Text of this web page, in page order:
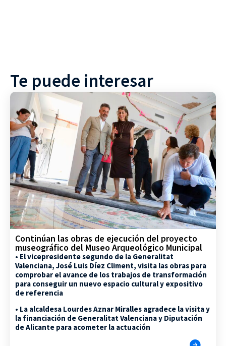
Te puede interesar
Continúan las obras de ejecución del proyecto
museográfico del Museo Arqueológico Municipal
• El vicepresidente segundo de la Generalitat
Valenciana, José Luis Díez Climent, visita las obras para
comprobar el avance de los trabajos de transformación
para conseguir un nuevo espacio cultural y expositivo
de referencia
• La alcaldesa Lourdes Aznar Miralles agradece la visita y
la financiación de Generalitat Valenciana y Diputación
de Alicante para acometer la actuación